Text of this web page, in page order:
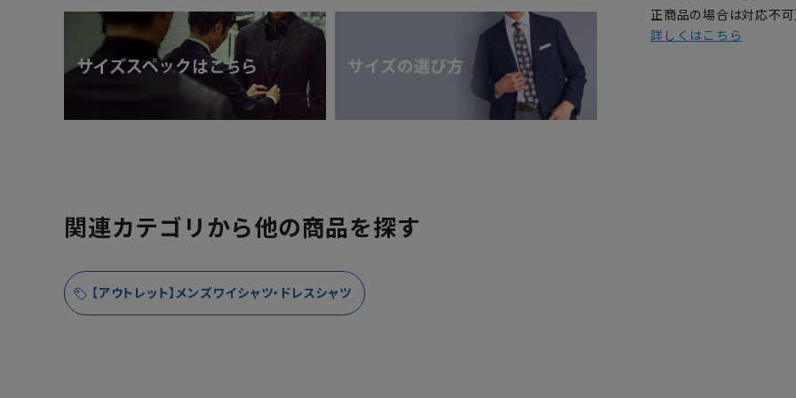
正商品の場合は対応不
詳しくはこちら
関連カテゴリから他の商品を探す
【アウトレット】メンズワイシャツ・ドレスシャツ